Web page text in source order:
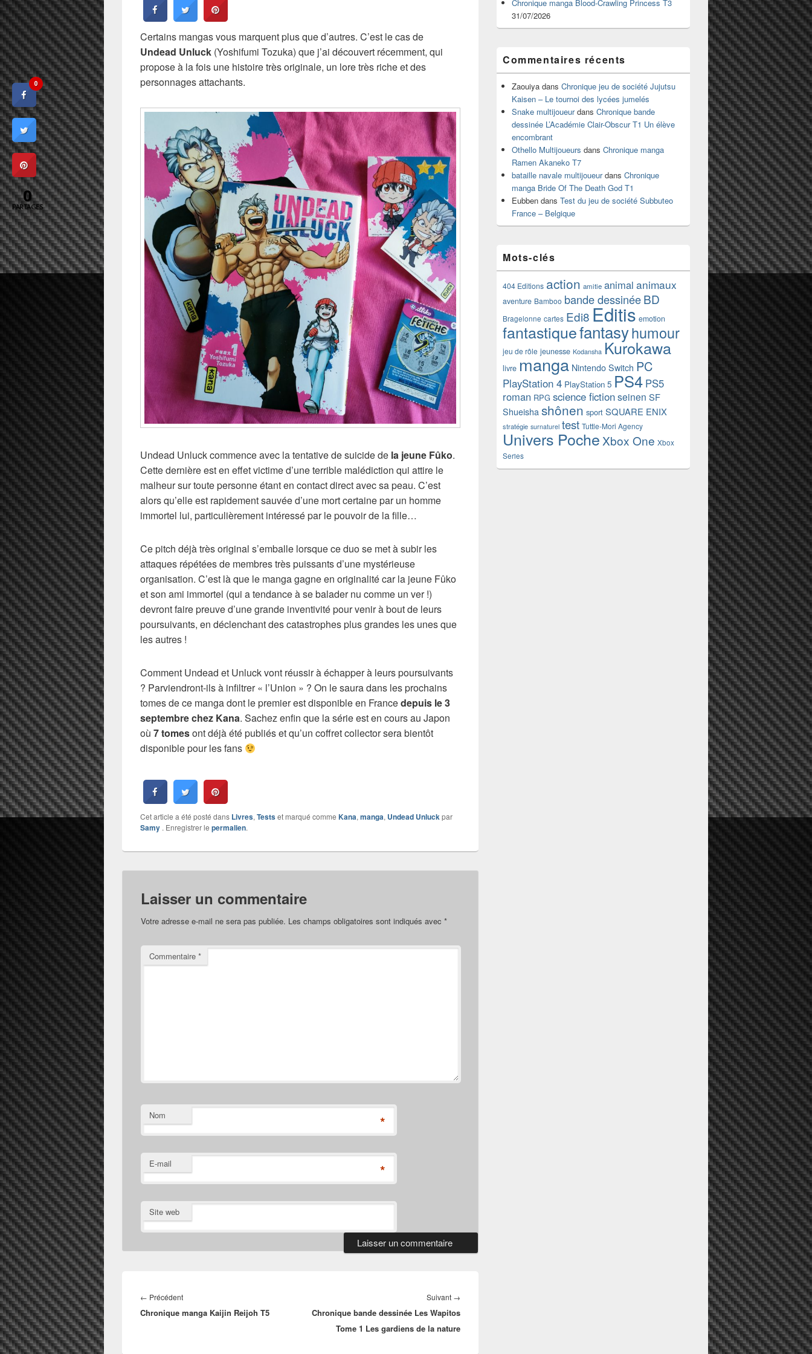
Certains mangas vous marquent plus que d’autres. C’est le cas de
Undead Unluck (Yoshifumi Tozuka) que j’ai découvert récemment, qui
propose à la fois une histoire très originale, un lore très riche et des
personnages attachants.
Undead Unluck commence avec la tentative de suicide de la jeune Fûko.
Cette dernière est en effet victime d’une terrible malédiction qui attire le
malheur sur toute personne étant en contact direct avec sa peau. C’est
alors qu’elle est rapidement sauvée d’une mort certaine par un homme
immortel lui, particulièrement intéressé par le pouvoir de la fille…
Ce pitch déjà très original s’emballe lorsque ce duo se met à subir les
attaques répétées de membres très puissants d’une mystérieuse
organisation. C’est là que le manga gagne en originalité car la jeune Fûko
et son ami immortel (qui a tendance à se balader nu comme un ver !)
devront faire preuve d’une grande inventivité pour venir à bout de leurs
poursuivants, en déclenchant des catastrophes plus grandes les unes que
les autres !
Comment Undead et Unluck vont réussir à échapper à leurs poursuivants
? Parviendront-ils à infiltrer « l’Union » ? On le saura dans les prochains
tomes de ce manga dont le premier est disponible en Francedepuis le 3
septembre chez Kana. Sachez enfin que la série est en cours au Japon
où 7 tomesont déjà été publiés et qu’un coffret collector sera bientôt
disponible pour les fans
Cet article a été posté dans Livres, Testset marqué comme Kana, manga, Undead Unluckpar
Samy . Enregistrer le permalien.
Laisser un commentaire
Votre adresse e-mail ne sera pas publiée. Les champs obligatoires sont indiqués avec *
Commentaire *
Nom *
E-mail *
Site web
de
l’article
← PrécédentArticle
précédent :
Chronique manga Kaijin Reijoh T5
Suivant →
suivant :
Chronique bande dessinée Les Wapitos
Tome 1 Les gardiens de la nature
Chronique manga Blood-Crawling Princess T3
31/07/2026
Commentaires récents
Zaouiya dans Chronique jeu de société Jujutsu
Kaisen – Le tournoi des lycées jumelés
Snake multijoueurdans Chronique bande
dessinée L’Académie Clair-Obscur T1 Un élève
encombrant
Othello Multijoueurs dans Chronique manga
Ramen Akaneko T7
bataille navale multijoueurdans Chronique
manga Bride Of The Death God T1
Eubben dans Test du jeu de société Subbuteo
France – Belgique
Mots-clés
404 Editions action amitie animal animaux
aventure Bamboo bande dessinéeBD
Bragelonne cartes Edi8 Editis emotion
fantastiquefantasyhumour
jeu de rôle jeunesse Kodansha Kurokawa
livre manga Nintendo Switch PC
PlayStation 4 PlayStation 5 PS4 PS5
roman RPG science fictionseinen SF
Shueisha shônen sport SQUARE ENIX
stratégie surnaturel test Tuttle-Mori Agency
Univers Poche Xbox One Xbox
Series
0
0
PARTAGES